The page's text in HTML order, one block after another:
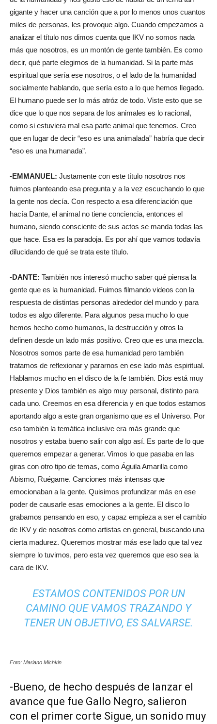
gigante y hacer una canción que a por lo menos unos cuantos
miles de personas, les provoque algo. Cuando empezamos a
analizar el título nos dimos cuenta que IKV no somos nada
más que nosotros, es un montón de gente también. Es como
decir, qué parte elegimos de la humanidad. Si la parte más
espiritual que sería ese nosotros, o el lado de la humanidad
socialmente hablando, que sería esto a lo que hemos llegado.
El humano puede ser lo más atróz de todo. Viste esto que se
dice que lo que nos separa de los animales es lo racional,
como si estuviera mal esa parte animal que tenemos. Creo
que en lugar de decir “eso es una animalada” habría que decir
“eso es una humanada”.
-EMMANUEL: Justamente con este título nosotros nos
fuimos planteando esa pregunta y a la vez escuchando lo que
la gente nos decía. Con respecto a esa diferenciación que
hacía Dante, el animal no tiene conciencia, entonces el
humano, siendo consciente de sus actos se manda todas las
que hace. Esa es la paradoja. Es por ahí que vamos todavía
dilucidando de qué se trata este título.
-DANTE: También nos interesó mucho saber qué piensa la
gente que es la humanidad. Fuimos filmando videos con la
respuesta de distintas personas alrededor del mundo y para
todos es algo diferente. Para algunos pesa mucho lo que
hemos hecho como humanos, la destrucción y otros la
definen desde un lado más positivo. Creo que es una mezcla.
Nosotros somos parte de esa humanidad pero también
tratamos de reflexionar y pararnos en ese lado más espiritual.
Hablamos mucho en el disco de la fe también. Dios está muy
presente y Dios también es algo muy personal, distinto para
cada uno. Creemos en esa diferencia y en que todos estamos
aportando algo a este gran organismo que es el Universo. Por
eso también la temática inclusive era más grande que
nosotros y estaba bueno salir con algo así. Es parte de lo que
queremos empezar a generar. Vimos lo que pasaba en las
giras con otro tipo de temas, como Águila Amarilla como
Abismo, Ruégame. Canciones más intensas que
emocionaban a la gente. Quisimos profundizar más en ese
poder de causarle esas emociones a la gente. El disco lo
grabamos pensando en eso, y capaz empieza a ser el cambio
de IKV y de nosotros como artistas en general, buscando una
cierta madurez. Queremos mostrar más ese lado que tal vez
siempre lo tuvimos, pero esta vez queremos que eso sea la
cara de IKV.
ESTAMOS CONTENIDOS POR UN
CAMINO QUE VAMOS TRAZANDO Y
TENER UN OBJETIVO, ES SALVARSE.
Foto: Mariano Michkin
-Bueno, de hecho después de lanzar el
avance que fue Gallo Negro, salieron
con el primer corte Sigue, un sonido muy